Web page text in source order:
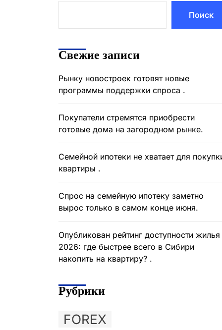
Поиск
Свежие записи
Рынку новостроек готовят новые
программы поддержки спроса .
Покупатели стремятся приобрести
готовые дома на загородном рынке.
Семейной ипотеки не хватает для
квартиры .
Спрос на семейную ипотеку заметно
вырос только в самом конце июня.
Опубликован рейтинг доступности жилья
2026: где быстрее всего в Сибири
накопить на квартиру? .
Рубрики
FOREX